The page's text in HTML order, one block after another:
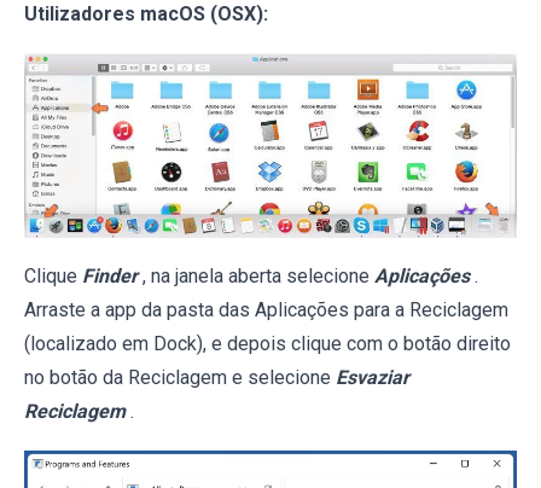
Utilizadores macOS (OSX):
Clique Finder , na janela aberta selecione Aplicações .
Arraste a app da pasta das Aplicações para a Reciclagem
(localizado em Dock), e depois clique com o botão direito
no botão da Reciclagem e selecione Esvaziar
Reciclagem .